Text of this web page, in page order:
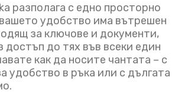
разполага с едно просторно
удобство има вътрешен
за ключове и документи,
достъп до тях във всеки един
как да носите чантата – с
удобство в ръка или с дългата